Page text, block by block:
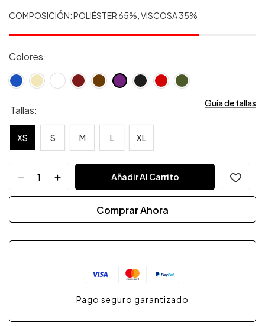
COMPOSICIÓN: POLIÉSTER 65%, VISCOSA 35%
Guía de tallas
Colores
Tallas
XS S M L XL
Añadir Al Carrito
Comprar Ahora
Pago seguro garantizado